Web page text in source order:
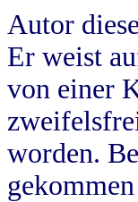
Autor
Er weist
von einer
worden.